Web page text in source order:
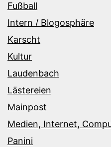
Fußball
Intern / Blogosphäre
Karscht
Kultur
Laudenbach
Lästereien
Mainpost
Medien, Internet,
Panini